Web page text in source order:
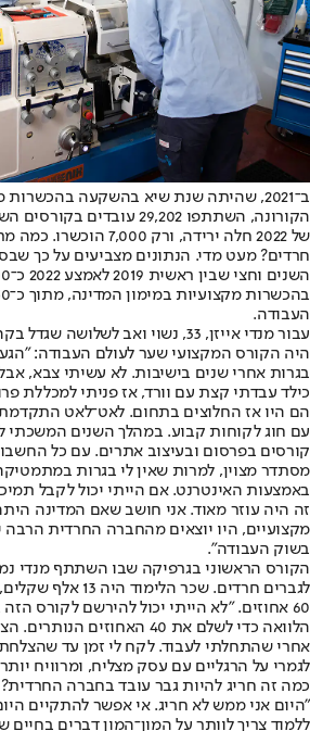
ב־2021, שהיתה שנת שיא בהשקעה
הקורונה, השתתפו 29,202
של 2022 חלה ירידה, ורק
חרדים? מעט מדי. הנתונים מצביעים על כך
העבודה.
עבור מנדי אייזן, 33, נשוי ואב
היה הקורס המקצועי שער לעולם העבודה:
בגרות אחרי שנים בישיבות. לא עשיתי צבא,
כילד עבדתי קצת עם וורד, אז פניתי למכללת
הם היו אז החלוצים בתחום. לאט־לאט
עם חוג לקוחות קבוע. במהלך השנים המשכתי
קורסים בפרסום ובעיצוב אתרים. עם כל
מסתדר מצוין, למרות שאין לי בגרות
באמצעות האינטרנט. אם הייתי יכול לקבל
זה היה עוזר מאוד. אני חושב שאם המדינה
מקצועיים, היו יוצאים מהחברה החרדית
בשוק העבודה".
הקורס הראשוני בגרפיקה שבו השתתף מנדי
לגברים חרדים. שכר
60 אחוזים. "לא הייתי יכול להירשם לקורס
הלוואה כדי לשלם את 40
אחרי שהתחלתי לעבוד. לקח לי זמן עד
לגמרי על הרגליים עם עסק מצליח, ומרוויח
כמה זה חריג להיות גבר עובד בחברה החרדית?
"היום אני ממש לא חריג. אי אפשר להתקיים
ללמוד צריך לוותר על המון־המון דברים בחיים